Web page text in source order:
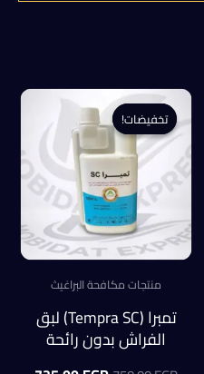
تخفيضات!
تخفيضات!
منتجات مكافحة البراغيث
تمبرا (Tempra SC) لبق
الفراش بدون رائحة